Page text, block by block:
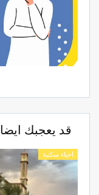
قد يعجبك ايضا
احياء سكنية